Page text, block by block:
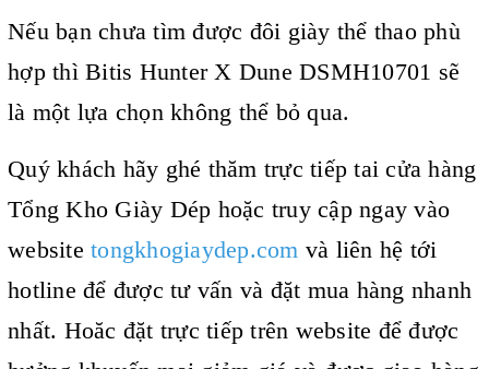
Nếu bạn chưa tìm được đôi giày thể thao phù
hợp thì Bitis Hunter X Dune DSMH10701 sẽ
là một lựa chọn không thể bỏ qua.
Quý khách hãy ghé thăm trực tiếp tai cửa hàng
Tổng Kho Giày Dép hoặc truy cập ngay vào
website tongkhogiaydep.com và liên hệ tới
hotline để được tư vấn và đặt mua hàng nhanh
nhất. Hoăc đặt trực tiếp trên website để được